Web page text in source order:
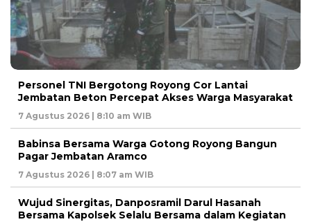
Personel TNI Bergotong Royong Cor Lantai
Jembatan Beton Percepat Akses Warga Masyarakat
7 Agustus 2026 | 8:10 am WIB
Babinsa Bersama Warga Gotong Royong Bangun
Pagar Jembatan Aramco
7 Agustus 2026 | 8:07 am WIB
Wujud Sinergitas, Danposramil Darul Hasanah
Bersama Kapolsek Selalu Bersama dalam Kegiatan